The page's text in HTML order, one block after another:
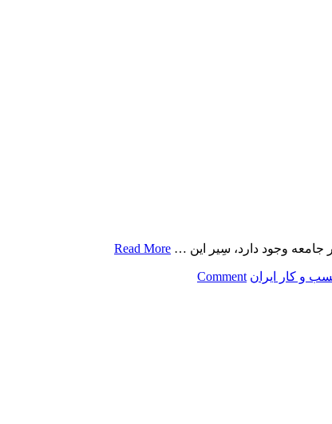
جامعه وجود دارد، سِیر این … Read More
و کار ایران Comment
on